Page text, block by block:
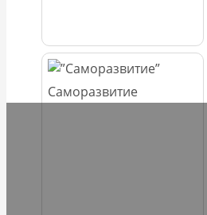
Саморазвитие